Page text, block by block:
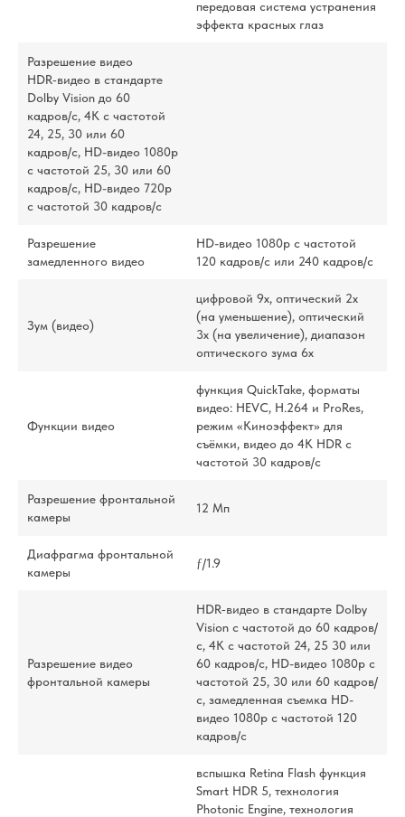
передовая система устранения
эффекта красных глаз
Разрешение видео
HDR‑видео в стандарте
Dolby Vision до 60
кадров/ с, 4K с частотой
24, 25, 30 или 60
кадров/ с, HD-видео 1080p
с частотой 25, 30 или 60
кадров/ с, HD-видео 720p
с частотой 30 кадров/ с
Разрешение
замедленного видео
HD-видео 1080р c частотой
120 кадров/ с или 240 кадров/ с
Зум (видео)
цифровой 9х, оптический 2x
(на уменьшение), оптический
3x (на увеличение), диапазон
оптического зума 6x
Функции видео
функция QuickTake, форматы
видео: HEVC, H.264 и ProRes,
режим «Киноэффект» для
съёмки, видео до 4K HDR с
частотой 30 кадров/с
Разрешение фронтальной
камеры
12 Мп
Диафрагма фронтальной
камеры
ƒ/1.9
Разрешение видео
фронтальной камеры
HDR‑видео в стандарте Dolby
Vision с частотой до 60 кадров/
с, 4K с частотой 24, 25 30 или
60 кадров/с, HD-видео 1080p с
частотой 25, 30 или 60 кадров/
с, замедленная съемка HD-
видео 1080p с частотой 120
кадров/с
вспышка Retina Flash функция
Smart HDR 5, технология
Photonic Engine, технология